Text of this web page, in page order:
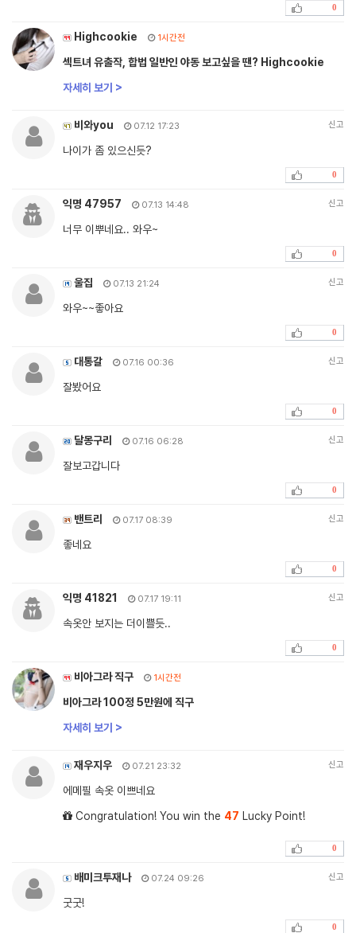
0
Highcookie 1시간전
섹트녀 유출작, 합법 일반인 야동 보고싶을 땐? Highcookie
자세히 보기 >
비와you 07.12 17:23 신고
나이가 좀 있으신듯?
0
익명 47957 07.13 14:48 신고
너무 이뿌네요.. 와우~
0
울집 07.13 21:24 신고
와우~~좋아요
0
대통갈 07.16 00:36 신고
잘봤어요
0
달몽구리 07.16 06:28 신고
잘보고갑니다
0
밴트리 07.17 08:39 신고
좋네요
0
익명 41821 07.17 19:11 신고
속옷안 보지는 더이쁠듯..
0
비아그라 직구 1시간전
비아그라 100정 5만원에 직구
자세히 보기 >
재우지우 07.21 23:32 신고
에메필 속옷 이쁘네요
Congratulation! You win the 47 Lucky Point!
0
배미크투재나 07.24 09:26 신고
굿굿!
0